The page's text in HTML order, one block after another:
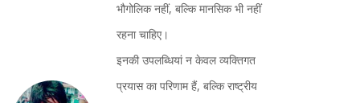
भौगोलिक नहीं, बल्कि मानसिक भी नहीं
रहना चाहिए।
इनकी उपलब्धियां न केवल व्यक्तिगत
प्रयास का परिणाम हैं, बल्कि राष्ट्रीय